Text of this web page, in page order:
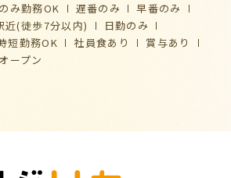
み勤務OK 遅番のみ
早番のみ
近(徒歩7分以内)
日勤のみ
短勤務OK 社員食あり
賞与あり
ープン